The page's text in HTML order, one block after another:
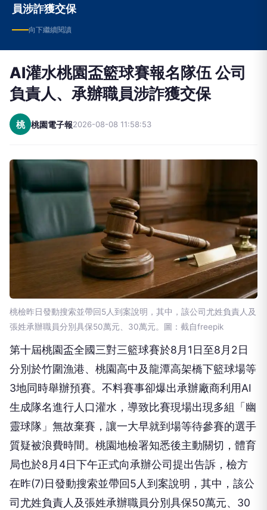
員涉詐獲交保
向下繼續閱讀
AI灌水桃園盃籃球賽報名隊伍 公司
負責人、承辦職員涉詐獲交保
桃 桃園電子報2026-08-08 11:58:53
桃檢昨日發動搜索並帶回5人到案說明，其中，該公司尤姓負責人及
張姓承辦職員分別具保50萬元、30萬元。圖：截自freepik
第十屆桃園盃全國三對三籃球賽於8月1日至8月2日
分別於竹圍漁港、桃園高中及龍潭高架橋下籃球場等
3地同時舉辦預賽。不料賽事卻爆出承辦廠商利用AI
生成隊名進行人口灌水，導致比賽現場出現多組「幽
靈球隊」無故棄賽，讓一大早就到場等待參賽的選手
質疑被浪費時間。桃園地檢署知悉後主動關切，體育
局也於8月4日下午正式向承辦公司提出告訴，檢方
在昨(7)日發動搜索並帶回5人到案說明，其中，該公
司尤姓負責人及張姓承辦職員分別具保50萬元、30